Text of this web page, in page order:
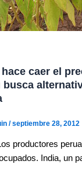
caer el
/septiembre 28, 2012
productores
India, un